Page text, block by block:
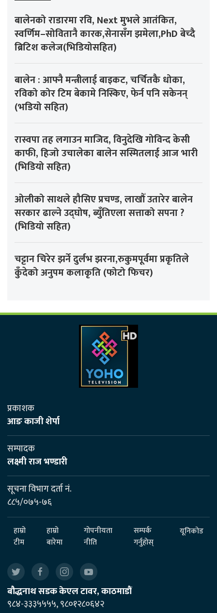
बालेनको राडारमा रवि, Next मुभले आतंकित,
स्वर्णिम–सोवितानै कारक,सेनासँग झमेला,PhD बेच्दै
ब्रिटिश कलेज(भिडियोसहित)
बालेन : आफ्नै मन्त्रीलाई बाइकट, चर्चितकै धोका,
रविको कोर टिम बेकामे निस्किए, फेर्न पनि सकेनन्
(भडियो सहित)
रास्वपा तह लगाउन माजिद, विनुदेखि गोविन्द केसी
काफी, हिजो उचालेका बालेन सस्मितलाई आज भारी
(भिडियो सहित)
ओलीको साथले हौसिए प्रचण्ड, लाखौँ उतारेर बालेन
सरकार ढाल्ने उद्घोष, ब्युँतिएला सत्ताको सपना ?
(भिडियो सहित)
चट्टान चिरेर झर्ने दुर्लभ झरना,रुकुमपूर्वमा प्रकृतिले
कुँदेको अनुपम कलाकृति (फोटो फिचर)
प्रकाशक
आङ काजी शेर्पा
सम्पादक
लक्ष्मी राज भण्डारी
सूचना विभाग दर्ता नं.
८८५/०७५-७६
हाम्रो
टीम
हाम्रो
बारेमा
गोपनीयता
नीति
सम्पर्क
गर्नुहोस्
यूनिकोड
बौद्धनाथ सडक केएल टावर, काठमाडौं
९८४-३३३५५५५, ९८०१२८०६४२